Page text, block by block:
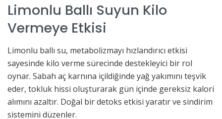
Limonlu Ballı Suyun Kilo
Vermeye Etkisi
Limonlu ballı su, metabolizmayı hızlandırıcı etkisi
sayesinde kilo verme sürecinde destekleyici bir rol
oynar. Sabah aç karnına içildiğinde yağ yakımını teşvik
eder, tokluk hissi oluşturarak gün içinde gereksiz kalori
alımını azaltır. Doğal bir detoks etkisi yaratır ve sindirim
sistemini düzenler.